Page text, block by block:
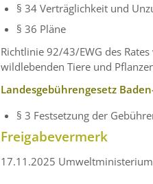
§ 34 Verträglichkeit und
§ 36 Pläne
Richtlinie 92/43/EWG des
wildlebenden Tiere und
Landesgebührengesetz
§ 3 Festsetzung der
Freigabevermerk
17.11.2025